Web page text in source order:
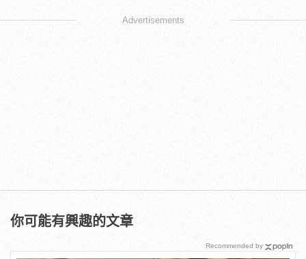
Advertisements
你可能有興趣的文章
Recommended by